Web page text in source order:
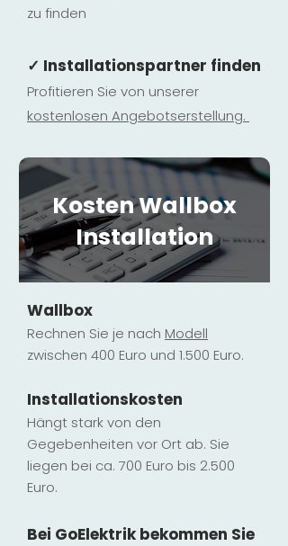
zu finden
✓ Installationspartner finden
Profitieren Sie von unserer
kostenlosen Angebotserstellung.
Kosten Wallbox
Installation
Wallbox
Rechnen Sie je nach Modell
zwischen 400 Euro und 1.500 Euro.
Installationskosten
Hängt stark von den
Gegebenheiten vor Ort ab. Sie
liegen bei ca. 700 Euro bis 2.500
Euro.
Bei GoElektrik bekommen Sie